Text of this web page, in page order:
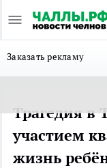
Заказать рекламу
Трагедия в
участием
жизнь